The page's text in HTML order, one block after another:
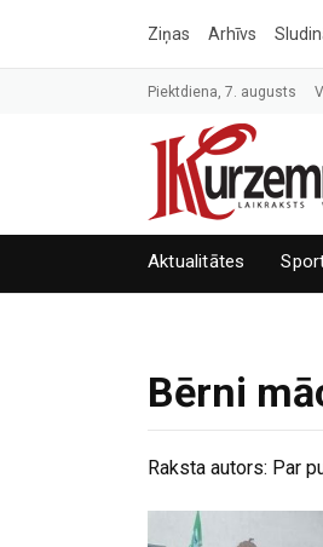
Ziņas Arhīvs
Piektdiena, 7. augusts
Aktualitātes
Bērni
Raksta autors: Par